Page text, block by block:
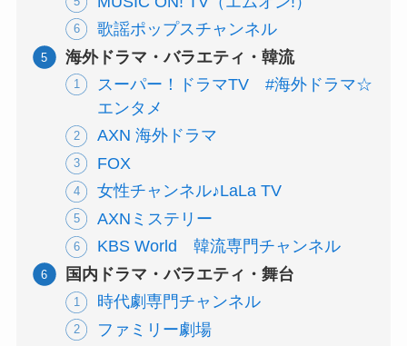
歌謡ポップスチャンネル
海外ドラマ・バラエティ・韓流
スーパー！ドラマTV #海外ドラマ☆
エンタメ
AXN 海外ドラマ
FOX
女性チャンネル♪LaLa TV
AXNミステリー
KBS World 韓流専門チャンネル
国内ドラマ・バラエティ・舞台
時代劇専門チャンネル
ファミリー劇場